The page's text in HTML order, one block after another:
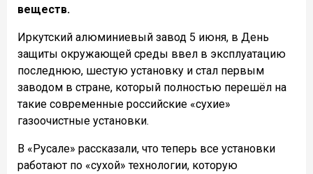
веществ.
Иркутский алюминиевый завод 5 июня, в День
защиты окружающей среды ввел в эксплуатацию
последнюю, шестую установку и стал первым
заводом в стране, который полностью перешёл на
такие современные российские «сухие»
газоочистные установки.
В «Русале» рассказали, что теперь все установки
работают по «сухой» технологии, которую